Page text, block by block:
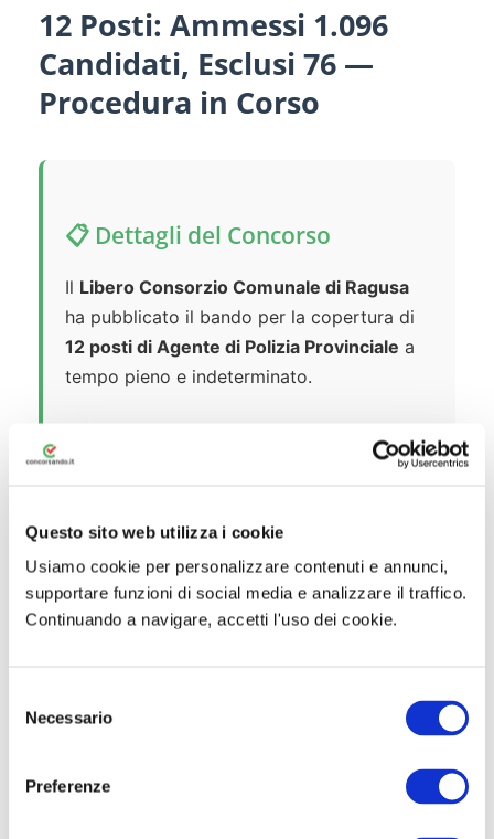
Questo sito web utilizza i cookie
Usiamo cookie per personalizzare contenuti e annunci,
supportare funzioni di social media e analizzare il traffico.
Continuando a navigare, accetti l'uso dei cookie.
Necessario
Preferenze
12 Posti: Ammessi 1.096
Candidati, Esclusi 76 —
Procedura in Corso
📋 Dettagli del Concorso
Il Libero Consorzio Comunale di Ragusa
ha pubblicato il bando per la copertura di
12 posti di Agente di Polizia Provinciale a
tempo pieno e indeterminato.
3 unitàper l’annualità 2025
6 unitàper l’annualità 2026
3 unitàper l’annualità 2027
Il bando prevede le seguenti